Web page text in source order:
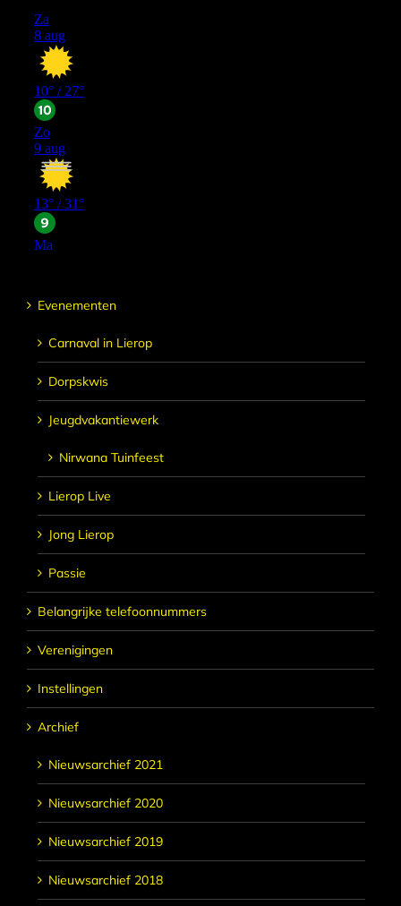
Evenementen
Carnaval in Lierop
Dorpskwis
Jeugdvakantiewerk
Nirwana Tuinfeest
Lierop Live
Jong Lierop
Passie
Belangrijke telefoonnummers
Verenigingen
Instellingen
Archief
Nieuwsarchief 2021
Nieuwsarchief 2020
Nieuwsarchief 2019
Nieuwsarchief 2018